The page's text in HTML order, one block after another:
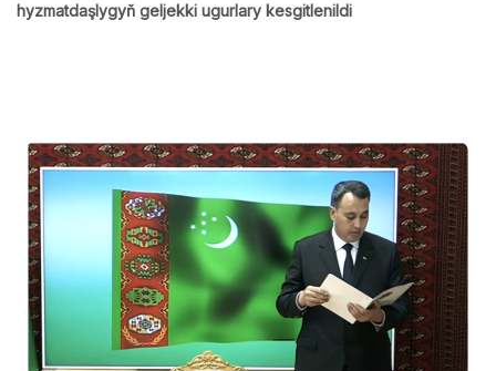
hyzmatdaşlygyň geljekki ugurlary kesgitlenildi